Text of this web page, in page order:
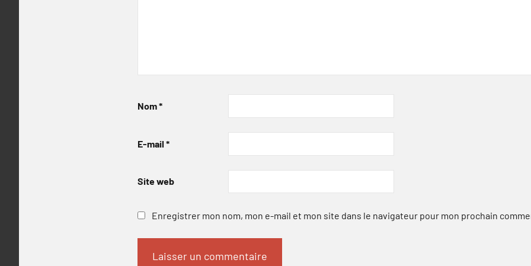
Nom*
E-mail *
Site web
Enregistrer mon nom, mon e-mail et mon site dans le navigateur pour mon prochain